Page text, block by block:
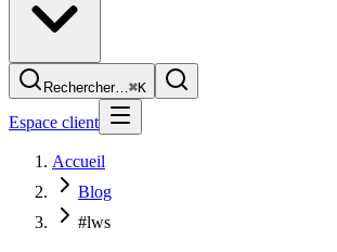
Rechercher…⌘K
Espace client
Accueil
Blog
#lws